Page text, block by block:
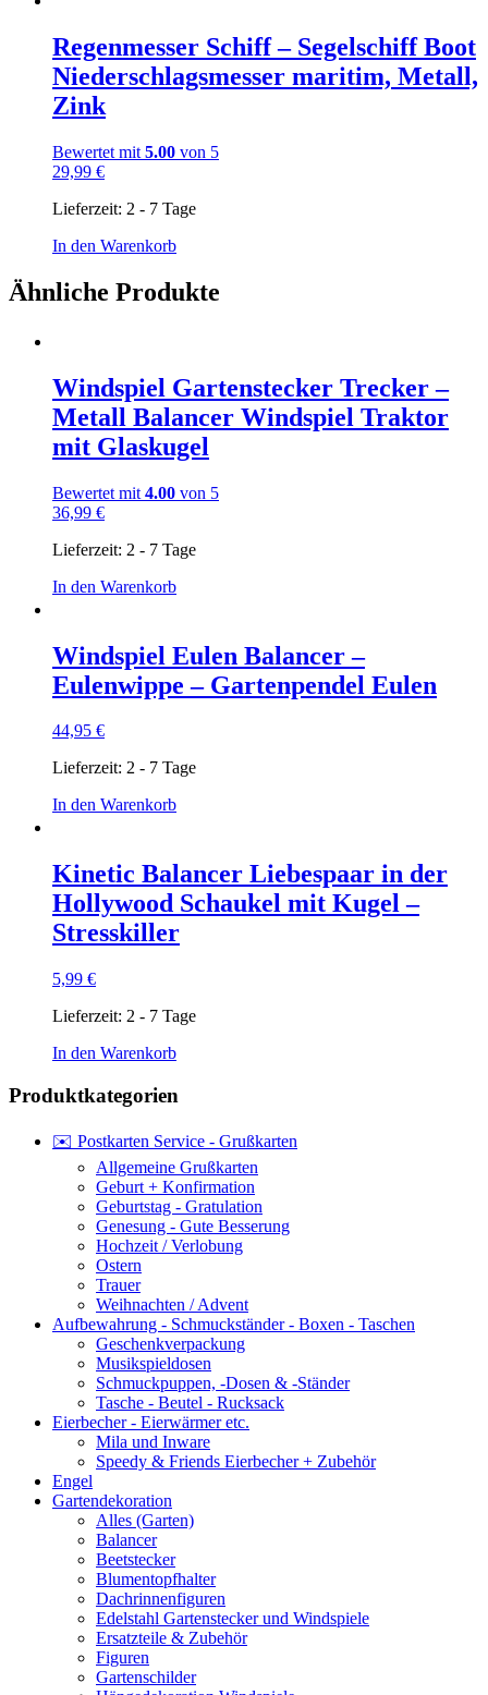
mehrere
Varianten
auf.
Die
auf
gewählt
Regenmesser Schiff – Segelschiff Boot
Niederschlagsmesser maritim, Metall,
Zink
Bewertet mit 5.00 von 5
29,99 €
Lieferzeit: 2 - 7 Tage
In den Warenkorb
Ähnliche Produkte
Windspiel Gartenstecker Trecker –
Metall Balancer Windspiel Traktor
mit Glaskugel
Bewertet mit 4.00 von 5
36,99 €
Lieferzeit: 2 - 7 Tage
In den Warenkorb
Windspiel Eulen Balancer –
Eulenwippe – Gartenpendel Eulen
44,95 €
Lieferzeit: 2 - 7 Tage
In den Warenkorb
Kinetic Balancer Liebespaar in der
Hollywood Schaukel mit Kugel –
Stresskiller
5,99 €
Lieferzeit: 2 - 7 Tage
In den Warenkorb
Produktkategorien
✉️ Postkarten Service - Grußkarten
Allgemeine Grußkarten
Geburt + Konfirmation
Geburtstag - Gratulation
Genesung - Gute Besserung
Hochzeit / Verlobung
Ostern
Trauer
Weihnachten / Advent
Aufbewahrung - Schmuckständer - Boxen - Taschen
Geschenkverpackung
Musikspieldosen
Schmuckpuppen, -Dosen & -Ständer
Tasche - Beutel - Rucksack
Eierbecher - Eierwärmer etc.
Mila und Inware
Speedy & Friends Eierbecher + Zubehör
Engel
Gartendekoration
Alles (Garten)
Balancer
Beetstecker
Blumentopfhalter
Dachrinnenfiguren
Edelstahl Gartenstecker und Windspiele
Ersatzteile & Zubehör
Figuren
Gartenschilder